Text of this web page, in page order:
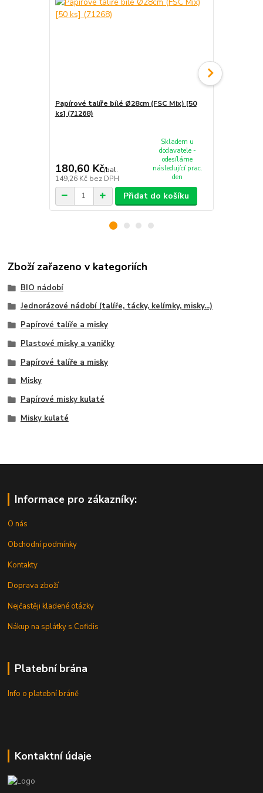
Papírové talíře bílé Ø28cm (FSC Mix) [50
ks] (71268)
180,60 Kč/bal.
149,26 Kč bez DPH
Skladem u
dodavatele -
odesíláme
následující prac.
den
Přidat do košíku
Zboží zařazeno v kategoriích
BIO nádobí
Jednorázové nádobí (talíře, tácky, kelímky, misky...)
Papírové talíře a misky
Plastové misky a vaničky
Papírové talíře a misky
Misky
Papírové misky kulaté
Misky kulaté
Informace pro zákazníky:
O nás
Obchodní podmínky
Kontakty
Doprava zboží
Nejčastěji kladené otázky
Nákup na splátky s Cofidis
Platební brána
Info o platební bráně
Kontaktní údaje